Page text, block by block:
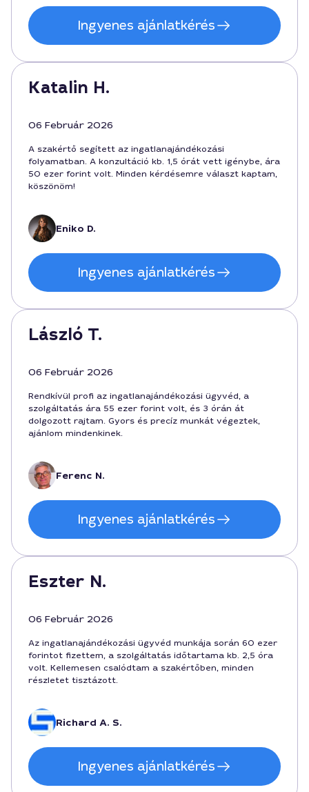
Ingyenes ajánlatkérés
Katalin H.
06 Február 2026
A szakértő segített az ingatlanajándékozási
folyamatban. A konzultáció kb. 1,5 órát vett igénybe, ára
50 ezer forint volt. Minden kérdésemre választ kaptam,
köszönöm!
Eniko D.
Ingyenes ajánlatkérés
László T.
06 Február 2026
Rendkívül profi az ingatlanajándékozási ügyvéd, a
szolgáltatás ára 55 ezer forint volt, és 3 órán át
dolgozott rajtam. Gyors és precíz munkát végeztek,
ajánlom mindenkinek.
Ferenc N.
Ingyenes ajánlatkérés
Eszter N.
06 Február 2026
Az ingatlanajándékozási ügyvéd munkája során 60 ezer
forintot fizettem, a szolgáltatás időtartama kb. 2,5 óra
volt. Kellemesen csalódtam a szakértőben, minden
részletet tisztázott.
Richard A. S.
Ingyenes ajánlatkérés